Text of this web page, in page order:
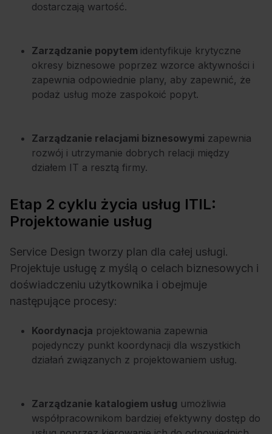
dostarczają wartość.
Zarządzanie popytem identyfikuje krytyczne
okresy biznesowe poprzez wzorce aktywności i
zapewnia odpowiednie plany, aby zapewnić, że
podaż usług może zaspokoić popyt.
Zarządzanie relacjami biznesowymi zapewnia
rozwój i utrzymanie dobrych relacji między
działem IT a resztą firmy.
Etap 2 cyklu życia usług ITIL:
Projektowanie usług
Service Design tworzy plan dla całej usługi.
Projektuje usługę z myślą o celach biznesowych i
doświadczeniu użytkownika i obejmuje
następujące procesy:
Koordynacja projektowania zapewnia
pojedynczy punkt koordynacji dla wszystkich
działań związanych z projektowaniem usług.
Zarządzanie katalogiem usług umożliwia
współpracownikom bardziej efektywny dostęp do